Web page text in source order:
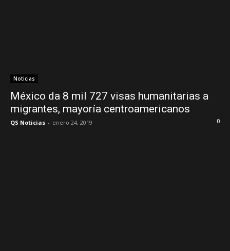
Noticias
México da 8 mil 727 visas humanitarias a
migrantes, mayoría centroamericanos
QS Noticias - enero 24, 2019 0